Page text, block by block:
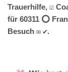
Trauerhilfe, ☑️
für 60311 ⭕
Besuch ✉ ✔.